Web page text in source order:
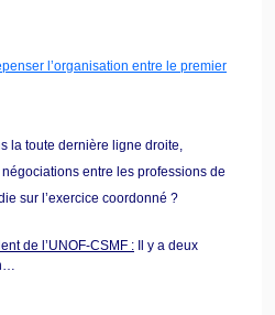
l’organisation entre le premier
la toute dernière ligne droite,
entre les professions de
sur l’exercice coordonné ?
de l’UNOF-CSMF : Il y a deux